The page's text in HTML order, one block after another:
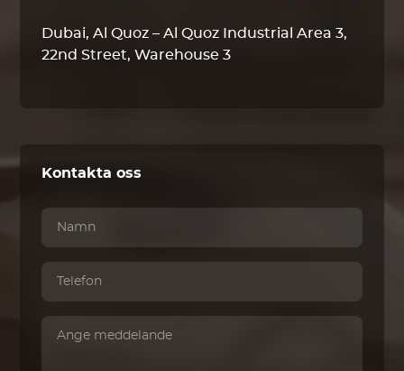
Dubai, Al Quoz – Al Quoz Industrial Area 3,
22nd Street, Warehouse 3
Kontakta oss